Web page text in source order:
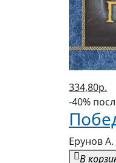
334,80р.
-40%
Ерунов А.
В